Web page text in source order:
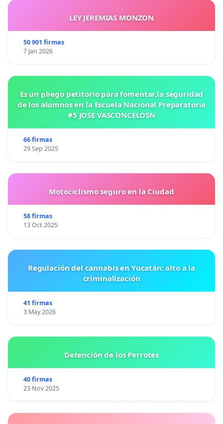
LEY JEREMIAS MONZON
50 901 firmas
7 Jan 2026
Es un pliego petitorio para fomentar,la seguridad
de los alumnos en la Escuela Nacional Preparatoria
#5 JOSE VASCONCELOSN
66 firmas
29 Sep 2025
Motociclismo seguro en la Ciudad
58 firmas
13 Oct 2025
Regulación del cannabis en Yucatán: alto a la
criminalización
41 firmas
3 May 2026
Detención de los Perrotes
40 firmas
23 Nov 2025